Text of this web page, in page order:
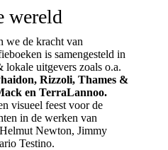
wereld
we de kracht van
is samengesteld in
lokale uitgevers zoals o.a.
, Rizzoli, Thames &
en TerraLannoo.
visueel feest voor de
in de werken van
Newton, Jimmy
Testino.